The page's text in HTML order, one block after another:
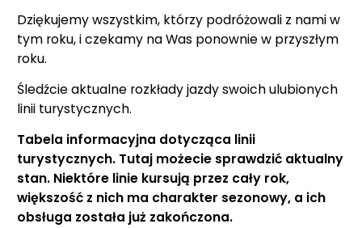
Dziękujemy wszystkim, którzy podróżowali z nami w
tym roku, i czekamy na Was ponownie w przyszłym
roku.
Śledźcie aktualne rozkłady jazdy swoich ulubionych
linii turystycznych.
Tabela informacyjna dotycząca linii
turystycznych. Tutaj możecie sprawdzić aktualny
stan. Niektóre linie kursują przez cały rok,
większość z nich ma charakter sezonowy, a ich
obsługa została już zakończona.